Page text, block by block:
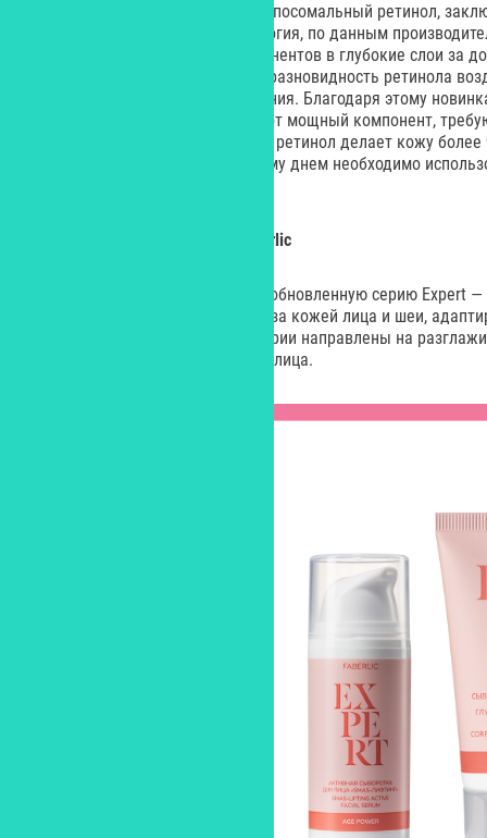
Бренд использует в новинках липосомальный ретинол,
карнаубского воска. Эта технология, по данным
проникновение активных компонентов в глубокие слои за
отрезок. Немаловажно, что эта разновидность ретинола
обновление кожи без раздражения. Благодаря этому
никогда еще не использовал этот мощный компонент,
его воздействия. Напомним, что ретинол делает кожу
ультрафиолетовых лучей, поэтому днем необходимо
Обновленная серия Expert, Faberlic
Компания Faberlic представила обновленную серию Expert
комплексные программы ухода за кожей лица и шеи,
использования. Все средства серии направлены на
восстановление четкости овала лица.